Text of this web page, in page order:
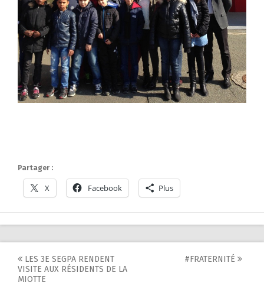
Partager :
X Facebook Plus
Post
navigation
LES 3E SEGPA RENDENT
VISITE AUX RÉSIDENTS DE LA
MIOTTE
#FRATERNITÉ